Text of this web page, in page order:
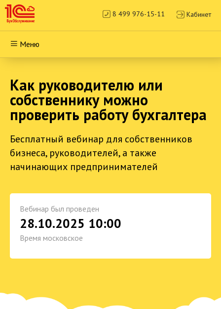
8 499 976-15-11 Кабинет
Меню
Как руководителю или
собственнику можно
проверить работу бухгалтера
Бесплатный вебинар для собственников
бизнеса, руководителей, а также
начинающих предпринимателей
Вебинар был проведен
28.10.2025 10:00
Время московское